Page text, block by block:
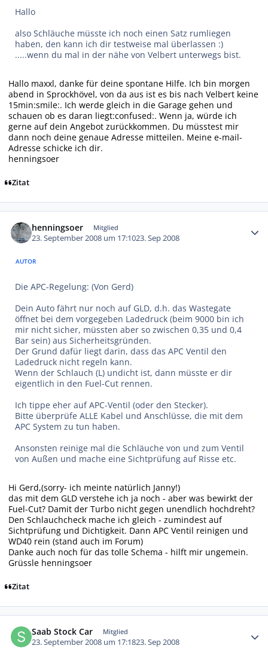
Hallo
also Schläuche müsste ich noch einen Satz rumliegen
haben, den kann ich dir testweise mal überlassen :)
.....wenn du mal in der nähe von Velbert unterwegs bist.
Hallo maxxl, danke für deine spontane Hilfe. Ich bin morgen
abend in Sprockhövel, von da aus ist es bis nach Velbert keine
15min:smile:. Ich werde gleich in die Garage gehen und
schauen ob es daran liegt:confused:. Wenn ja, würde ich
gerne auf dein Angebot zurückkommen. Du müsstest mir
dann noch deine genaue Adresse mitteilen. Meine e-mail-
Adresse schicke ich dir.
henningsoer
Zitat
henningsoer Mitglied
23. September 2008 um 17:1023. Sep 2008
AUTOR
Die APC-Regelung: (Von Gerd)
Dein Auto fährt nur noch auf GLD, d.h. das Wastegate
öffnet bei dem vorgegeben Ladedruck (beim 9000 bin ich
mir nicht sicher, müssten aber so zwischen 0,35 und 0,4
Bar sein) aus Sicherheitsgründen.
Der Grund dafür liegt darin, dass das APC Ventil den
Ladedruck nicht regeln kann.
Wenn der Schlauch (L) undicht ist, dann müsste er dir
eigentlich in den Fuel-Cut rennen.
Ich tippe eher auf APC-Ventil (oder den Stecker).
Bitte überprüfe ALLE Kabel und Anschlüsse, die mit dem
APC System zu tun haben.
Ansonsten reinige mal die Schläuche von und zum Ventil
von Außen und mache eine Sichtprüfung auf Risse etc.
Hi Gerd,(sorry- ich meinte natürlich Janny!)
das mit dem GLD verstehe ich ja noch - aber was bewirkt der
Fuel-Cut? Damit der Turbo nicht gegen unendlich hochdreht?
Den Schlauchcheck mache ich gleich - zumindest auf
Sichtprüfung und Dichtigkeit. Dann APC Ventil reinigen und
WD40 rein (stand auch im Forum)
Danke auch noch für das tolle Schema - hilft mir ungemein.
Grüssle henningsoer
Zitat
Saab Stock Car Mitglied
23. September 2008 um 17:1823. Sep 2008